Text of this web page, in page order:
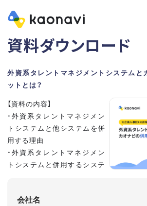
資料ダウンロード
外資系タレントマネジメントシステムと
ットとは？
【資料の内容】
・外資系タレントマネジメン
トシステムと他システムを併
用する理由
・外資系タレントマネジメン
トシステムと併用するシステ
・お客さまの声
会社名